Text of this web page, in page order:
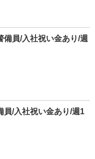
備員/入社祝い金あり/週
員/入社祝い金あり/週1